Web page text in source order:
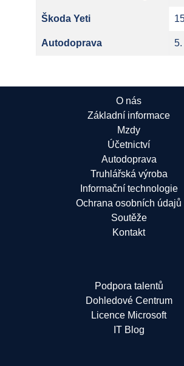
Škoda Yeti
Autodoprava 5.
O nás
Základní informace
Mzdy
Účetnictví
Autodoprava
Truhlářská výroba
Informační technologie
Ochrana osobních údajů
Soutěže
Kontakt
Podpora talentů
Dohledové Centrum
Licence Microsoft
IT Blog